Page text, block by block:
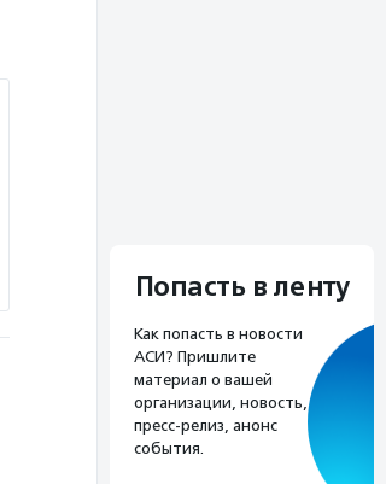
Попасть в ленту
Как попасть в новости
АСИ? Пришлите
материал о вашей
организации, новость,
пресс-релиз, анонс
события.